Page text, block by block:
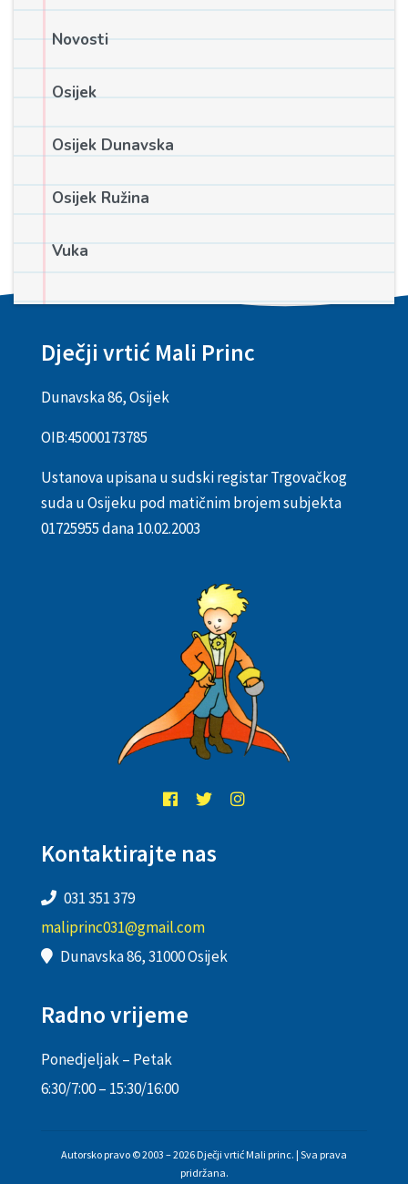
Novosti
Osijek
Osijek Dunavska
Osijek Ružina
Vuka
Dječji vrtić Mali Princ
Dunavska 86, Osijek
OIB:45000173785
Ustanova upisana u sudski registar Trgovačkog
suda u Osijeku pod matičnim brojem subjekta
01725955 dana 10.02.2003
Kontaktirajte nas
031 351 379
maliprinc031@gmail.com
Dunavska 86, 31000 Osijek
Radno vrijeme
Ponedjeljak – Petak
6:30/7:00 – 15:30/16:00
Autorsko pravo © 2003 – 2026 Dječji vrtić Mali princ. | Sva prava
pridržana.